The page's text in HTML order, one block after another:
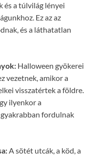
és a túlvilág lényei
Ez az az
és a láthatatlan
Halloween gyökerei
vezetnek, amikor a
visszatértek a földre.
ilyenkor a
fordulnak
A sötét utcák, a köd, a